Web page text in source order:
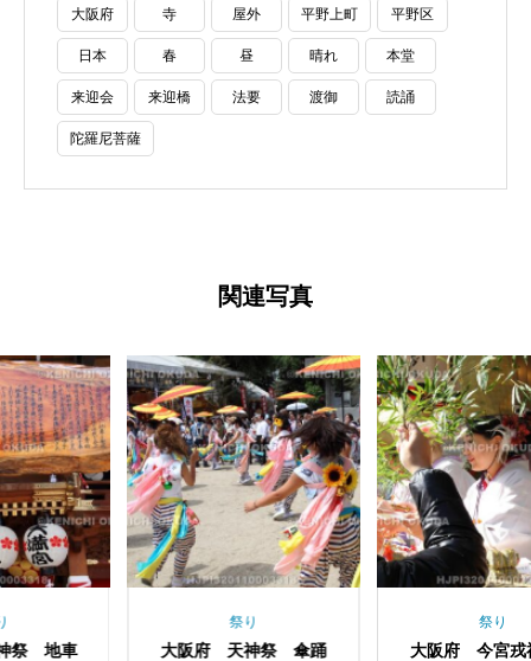
大阪府 寺 屋外 平野上町 平野区
日本 春 昼 晴れ 本堂
来迎会 来迎橋 法要 渡御 読誦
陀羅尼菩薩
関連写真
天神祭 傘踊
大阪府 今宮戎神社
大阪府